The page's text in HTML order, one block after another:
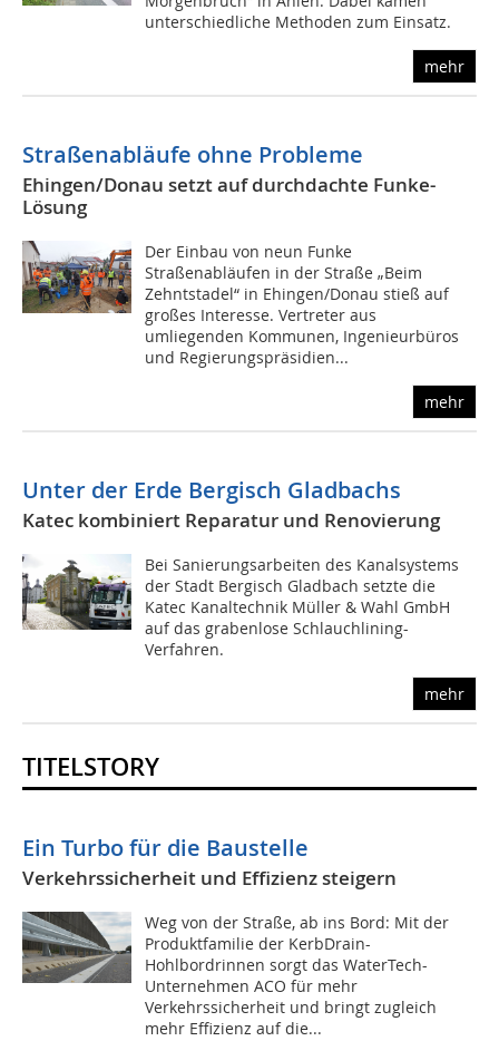
unterschiedliche Methoden zum Einsatz.
mehr
Straßenabläufe ohne Probleme
Ehingen/Donau setzt auf durchdachte Funke-
Lösung
Der Einbau von neun Funke
Straßenabläufen in der Straße „Beim
Zehntstadel“ in Ehingen/Donau stieß auf
großes Interesse. Vertreter aus
umliegenden Kommunen, Ingenieurbüros
und Regierungspräsidien...
mehr
Unter der Erde Bergisch Gladbachs
Katec kombiniert Reparatur und Renovierung
Bei Sanierungsarbeiten des Kanalsystems
der Stadt Bergisch Gladbach setzte die
Katec Kanaltechnik Müller & Wahl GmbH
auf das grabenlose Schlauchlining-
Verfahren.
mehr
TITELSTORY
Ein Turbo für die Baustelle
Verkehrssicherheit und Effizienz steigern
Weg von der Straße, ab ins Bord: Mit der
Produktfamilie der KerbDrain-
Hohlbordrinnen sorgt das WaterTech-
Unternehmen ACO für mehr
Verkehrssicherheit und bringt zugleich
mehr Effizienz auf die...